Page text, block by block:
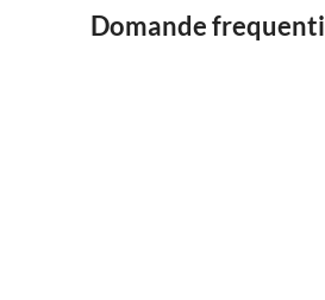
Domande frequenti